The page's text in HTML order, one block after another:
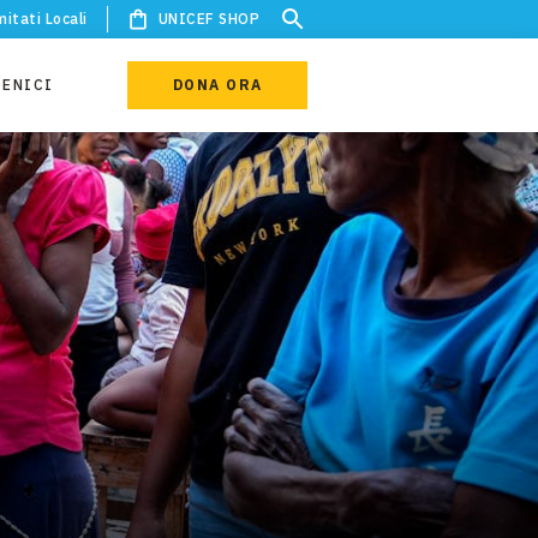
Locali UNICEF SHOP
DONA ORA